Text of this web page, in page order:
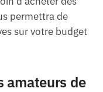
permettra de
sur votre budget
amateurs de